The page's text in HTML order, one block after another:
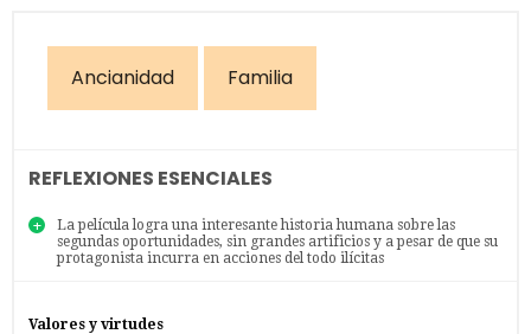
Ancianidad Familia
REFLEXIONES ESENCIALES
La película logra una interesante historia humana sobre las
segundas oportunidades, sin grandes artificios y a pesar de que su
protagonista incurra en acciones del todo ilícitas
Valores y virtudes